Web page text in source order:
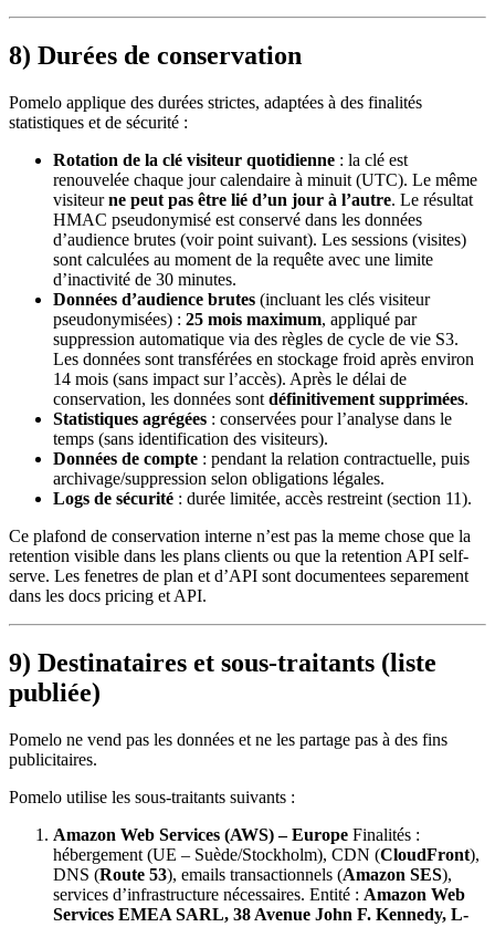
8) Durées de conservation
Pomelo applique des durées strictes, adaptées à des finalités
statistiques et de sécurité :
Rotation de la clé visiteur quotidienne : la clé est
renouvelée chaque jour calendaire à minuit (UTC). Le même
visiteurne peut pas être lié d’un jour à l’autre. Le résultat
HMAC pseudonymisé est conservé dans les données
d’audience brutes (voir point suivant). Les sessions (visites)
sont calculées au moment de la requête avec une limite
d’inactivité de 30 minutes.
Données d’audience brutes (incluant les clés visiteur
pseudonymisées) : 25 mois maximum, appliqué par
suppression automatique via des règles de cycle de vie S3.
Les données sont transférées en stockage froid après environ
14 mois (sans impact sur l’accès). Après le délai de
conservation, les données sont définitivement supprimées.
Statistiques agrégées : conservées pour l’analyse dans le
temps (sans identification des visiteurs).
Données de compte : pendant la relation contractuelle, puis
archivage/suppression selon obligations légales.
Logs de sécurité : durée limitée, accès restreint (section 11).
Ce plafond de conservation interne n’est pas la meme chose que la
retention visible dans les plans clients ou que la retention API self-
serve. Les fenetres de plan et d’API sont documentees separement
dans les docs pricing et API.
9) Destinataires et sous-traitants (liste
publiée)
Pomelo ne vend pas les données et ne les partage pas à des fins
publicitaires.
Pomelo utilise les sous-traitants suivants :
Amazon Web Services (AWS) – Europe Finalités :
hébergement (UE – Suède/Stockholm), CDN (CloudFront),
DNS (Route 53), emails transactionnels (Amazon SES),
services d’infrastructure nécessaires. Entité : Amazon Web
Services EMEA SARL, 38 Avenue John F. Kennedy, L-